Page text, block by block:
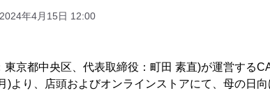
2024年4月15日 12:00
東京都中央区、代表取締役：町田 素直)が運営する
)より、店頭およびオンラインストアにて、母の日